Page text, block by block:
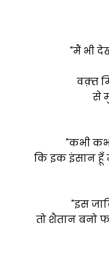
"मैं भी
वक़्त
से
"कभी
कि इक इंसान हूँ
"इस
तो शैतान बनो